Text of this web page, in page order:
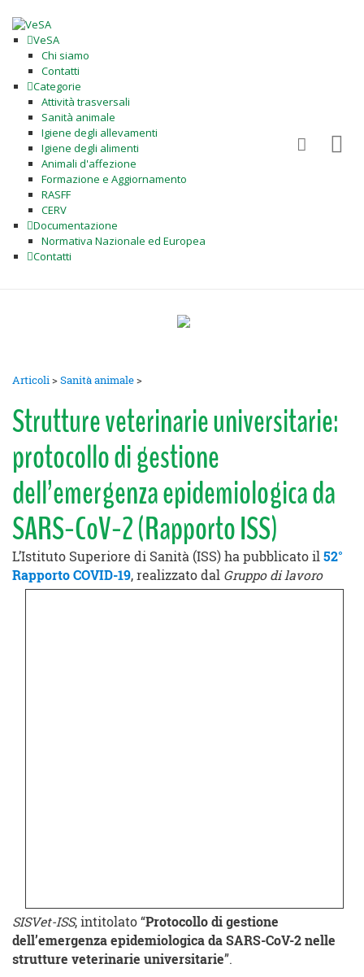
VeSA
Chi siamo
Contatti
Categorie
Attività trasversali
Sanità animale
Igiene degli allevamenti
Igiene degli alimenti
Animali d'affezione
Formazione e Aggiornamento
RASFF
CERV
Documentazione
Normativa Nazionale ed Europea
Contatti
Articoli>Sanità animale>
Strutture veterinarie universitarie:
protocollo di gestione
dell’emergenza epidemiologica da
SARS-CoV-2 (Rapporto ISS)
L’Istituto Superiore di Sanità (ISS) ha pubblicato il 52°
Rapporto COVID-19, realizzato dal Gruppo di lavoro
SISVet-ISS, intitolato “Protocollo di gestione
dell’emergenza epidemiologica da SARS-CoV-2 nelle
strutture veterinarie universitarie”.